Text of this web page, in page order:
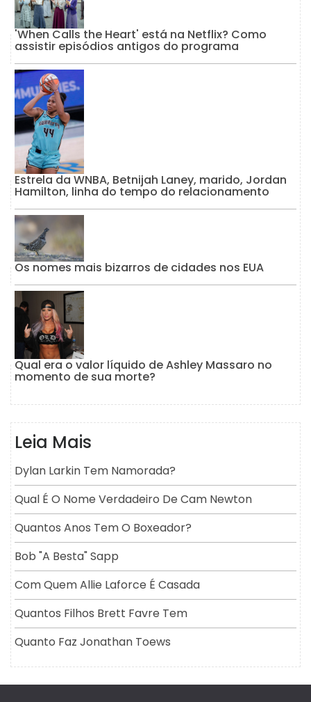
'When Calls the Heart' está na Netflix? Como
assistir episódios antigos do programa
Estrela da WNBA, Betnijah Laney, marido, Jordan
Hamilton, linha do tempo do relacionamento
Os nomes mais bizarros de cidades nos EUA
Qual era o valor líquido de Ashley Massaro no
momento de sua morte?
Leia Mais
Dylan Larkin Tem Namorada?
Qual É O Nome Verdadeiro De Cam Newton
Quantos Anos Tem O Boxeador?
Bob "a Besta" Sapp
Com Quem Allie Laforce É Casada
Quantos Filhos Brett Favre Tem
Quanto Faz Jonathan Toews